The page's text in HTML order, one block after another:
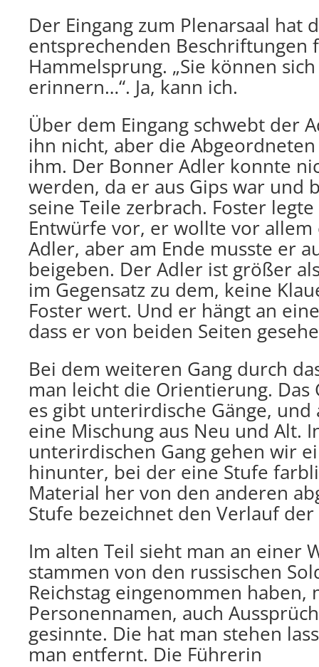
Der Eingang zum Plenarsaal hat
entsprechenden Beschriftungen
Hammelsprung. „Sie können
erinnern…“. Ja, kann ich.
Über dem Eingang schwebt der
ihn nicht, aber die
ihm. Der Bonner Adler konnte
werden, da er aus Gips war und
seine Teile zerbrach. Foster
Entwürfe vor, er wollte vor
Adler, aber am Ende musste er
beigeben. Der Adler ist größer
im Gegensatz zu dem, keine
Foster wert. Und er hängt an
dass er von beiden Seiten
Bei dem weiteren Gang durch
man leicht die Orientierung. Das
es gibt unterirdische Gänge,
eine Mischung aus Neu und Alt.
unterirdischen Gang gehen wir
hinunter, bei der eine Stufe
Material her von den anderen
Stufe bezeichnet den Verlauf der
Im alten Teil sieht man an einer
stammen von den russischen
Reichstag eingenommen haben,
Personennamen, auch
gesinnte. Die hat man stehen
man entfernt. Die Führerin